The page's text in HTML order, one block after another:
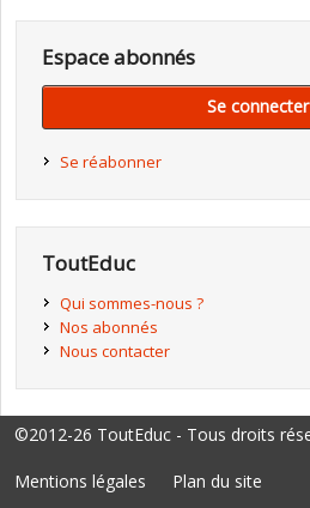
Espace abonnés
Se
Se réabonner
ToutEduc
Qui sommes-nous ?
Nos abonnés
Nous contacter
©2012-26 ToutEduc - Tous droits
Mentions légales Plan du site